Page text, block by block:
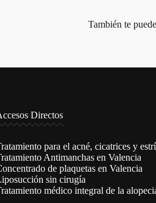
También te
Directos
para el acné, cicatrices y
Antimanchas en Valencia
de plaquetas en Valencia
sin cirugía
médico integral de la